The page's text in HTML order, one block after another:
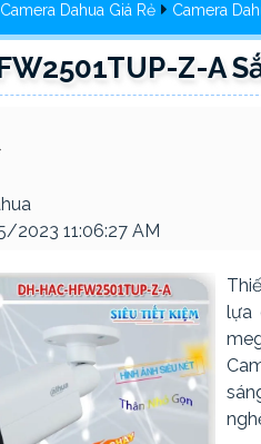
Camera Dahua Giá Rẻ Camera
Z-A
2023 11:06:27 AM
lựa